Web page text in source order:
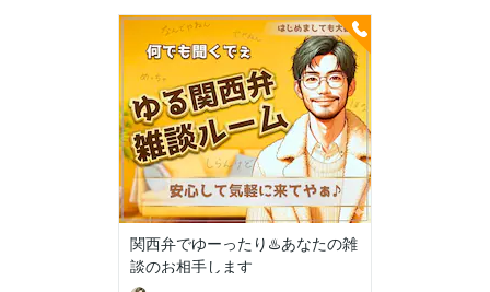
関西弁でゆーったり♨️あなたの雑
談のお相手します